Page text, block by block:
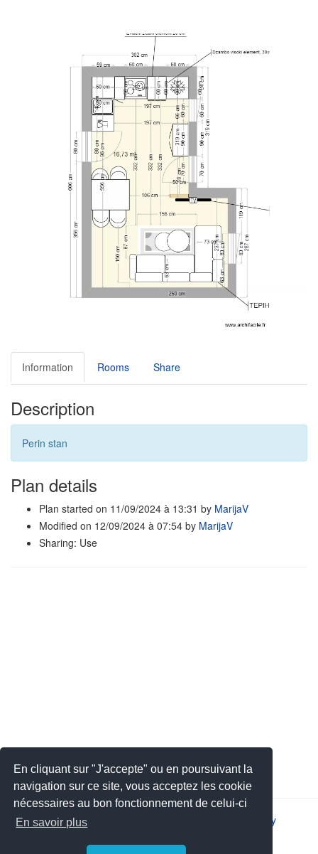
En cliquant sur "J'accepte" ou en poursuivant la
navigation sur ce site, vous acceptez les cookie
nécessaires au bon fonctionnement de celui-ci
En savoir plus
Information Rooms Share
Description
Perin stan
Plan details
Plan started on 11/09/2024 à 13:31 by MarijaV
Modified on 12/09/2024 à 07:54 by MarijaV
Sharing: Use
2026 © JSYS | Privacy policy